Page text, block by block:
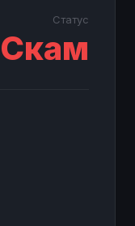
Статус
Скам